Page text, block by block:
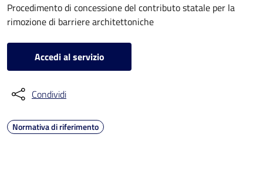
Procedimento di concessione del contributo statale per la
rimozione di barriere architettoniche
Accedi al servizio
Condividi
Normativa di riferimento